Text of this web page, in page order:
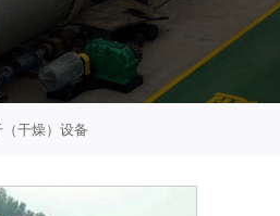
干燥）设备